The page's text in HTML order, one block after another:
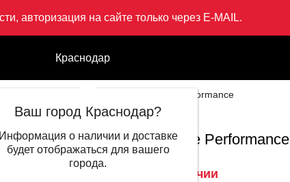
авторизация на сайте только через E-MAIL.
Краснодар
Ваш город Краснодар?
Информация о наличии и доставке
будет отображаться для вашего
города.
экипировка Майка Wade Performance
LI-NING
Майка Wade Performance
6 999 ₽
Нет в наличии